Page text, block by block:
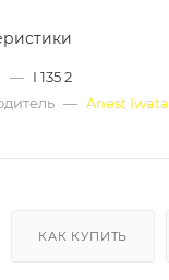
— I 135 2
— Anest Iwata
КАК КУПИТЬ